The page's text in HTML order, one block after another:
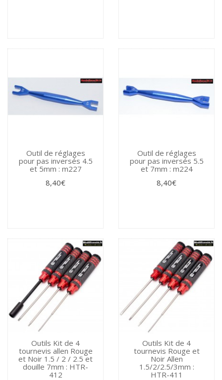
Outil de réglages
pour pas inversés 4.5
et 5mm : m227
8,40€
Outil de réglages
pour pas inversés 5.5
et 7mm : m224
8,40€
Outils Kit de 4
tournevis allen Rouge
et Noir 1.5 / 2 / 2.5 et
douille 7mm : HTR-
412
Outils Kit de 4
tournevis Rouge et
Noir Allen
1.5/2/2.5/3mm :
HTR-411